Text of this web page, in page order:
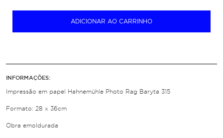
ADICIONAR AO CARRINHO
INFORMAÇÕES:
Impressão em papel Hahnemühle Photo Rag Baryta 315
Formato: 28 x 36cm
Obra emoldurada